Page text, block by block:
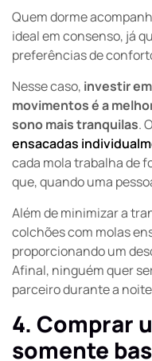
Quem dorme
ideal em consenso, já
preferências de
Nesse caso, investir
movimentos é a
sono mais tranquilas.
ensacadas
cada mola trabalha de
que, quando uma
Além de minimizar a
colchões com molas
proporcionando um
Afinal, ninguém quer
parceiro durante a
4. Comprar
somente